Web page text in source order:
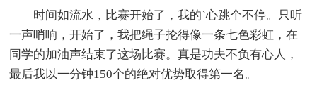
时间如流水，比赛开始了，我的`心跳个不停。只听
一声哨响，开始了，我把绳子抡得像一条七色彩虹，在
同学的加油声结束了这场比赛。真是功夫不负有心人，
最后我以一分钟150个的绝对优势取得第一名。